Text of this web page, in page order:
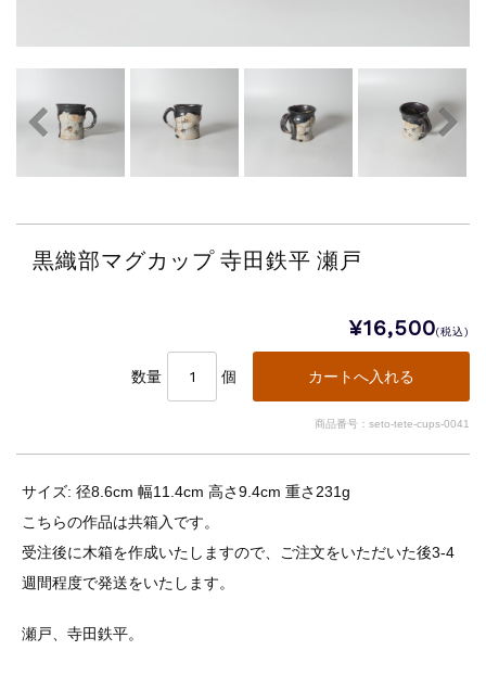
黒織部マグカップ 寺田鉄平 瀬戸
¥16,500(税込)
数量 個
商品番号：seto-tete-cups-0041
サイズ: 径8.6cm 幅11.4cm 高さ9.4cm 重さ231g
こちらの作品は共箱入です。
受注後に木箱を作成いたしますので、ご注文をいただいた後3-4
週間程度で発送をいたします。
瀬戸、寺田鉄平。